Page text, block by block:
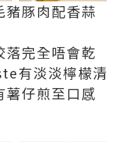
豬豚肉配香蒜
落完全唔會乾
有淡淡檸檬清
薯仔煎至口感